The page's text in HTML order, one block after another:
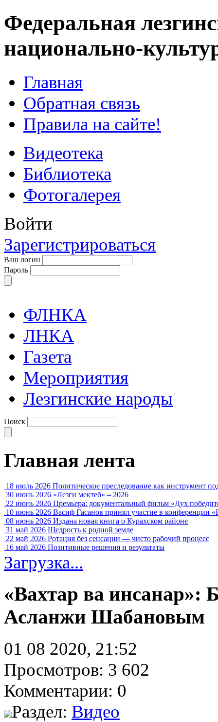
Федеральная
национально-
Главная
Обратная связь
Правила на сайте!
Видеотека
Библиотека
Фотогалерея
Войти
Зарегистрироваться
Ваш логин
Пароль
ФЛНКА
ЛНКА
Газета
Мероприятия
Лезгинские народы
Поиск
Главная лента
18 июль 2026 Политическое преследование как инструмент
30 июнь 2026 «Лезги мектеб» – 2026
22 июнь 2026 Премьера: документальный фильм «Дух
10 июнь 2026 Васиф Гасанов принял участие в конференции
08 июнь 2026 Издана новая книга о Курахском районе
31 май 2026 Щедрость к родной земле
22 май 2026 Ротация без сенсации — чисто рабочий процесс
16 май 2026 Позитивные решения и результаты
Загрузка...
«Вахтар ва инсанар»:
Асланжи Шабановым
01 08 2020, 21:52
Просмотров: 3 602
Комментарии: 0
Раздел: Видео